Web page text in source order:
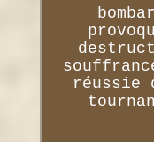
réussie